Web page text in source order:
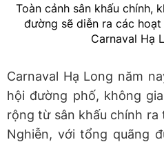
Toàn cảnh sân khấu chính,
đường sẽ diễn ra các
Carnaval Hạ
Carnaval Hạ Long năm
hội đường phố, không
rộng từ sân khấu chính ra
Nghiễn, với tổng quãng